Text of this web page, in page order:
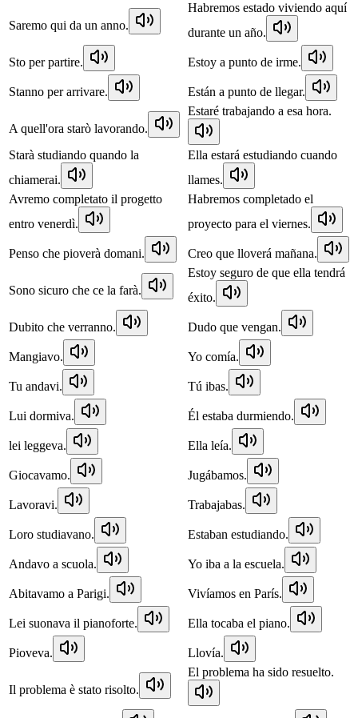
Saremo qui da un anno.
Habremos estado viviendo aquí
durante un año.
Sto per partire. Estoy a punto de irme.
Stanno per arrivare. Están a punto de llegar.
A quell'ora starò lavorando.
Estaré trabajando a esa hora.
Starà studiando quando la
chiamerai.
Ella estará estudiando cuando
llames.
Avremo completato il progetto
entro venerdì.
Habremos completado el
proyecto para el viernes.
Penso che pioverà domani. Creo que lloverá mañana.
Sono sicuro che ce la farà.
Estoy seguro de que ella tendrá
éxito.
Dubito che verranno. Dudo que vengan.
Mangiavo. Yo comía.
Tu andavi. Tú ibas.
Lui dormiva. Él estaba durmiendo.
lei leggeva. Ella leía.
Giocavamo. Jugábamos.
Lavoravi. Trabajabas.
Loro studiavano. Estaban estudiando.
Andavo a scuola. Yo iba a la escuela.
Abitavamo a Parigi. Vivíamos en París.
Lei suonava il pianoforte. Ella tocaba el piano.
Pioveva. Llovía.
Il problema è stato risolto.
El problema ha sido resuelto.